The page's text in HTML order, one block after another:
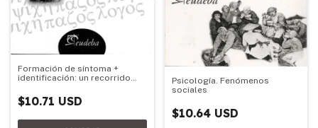
Formación de síntoma +
identificación: un recorrido
$10.71 USD
Psicología. Fenómenos
sociales
$10.64 USD